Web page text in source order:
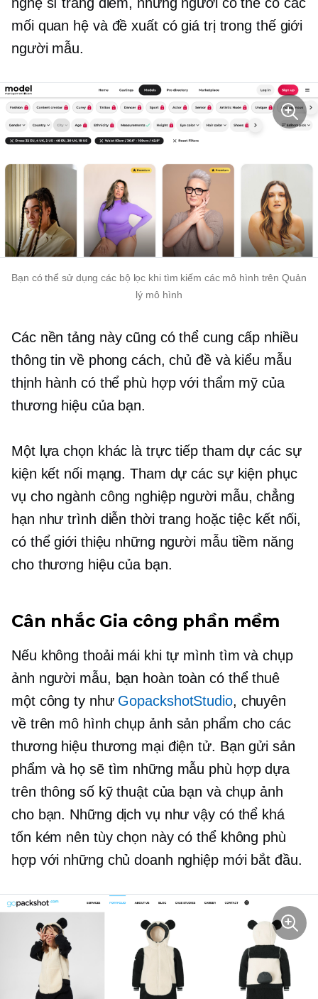
mối quan hệ và đề xuất có giá trị trong thế giới
người mẫu.
Bạn có thể sử dụng các bộ lọc khi tìm kiếm các mô hình trên Quản
lý mô hình
Các nền tảng này cũng có thể cung cấp nhiều
thông tin về phong cách, chủ đề và kiểu mẫu
thịnh hành có thể phù hợp với thẩm mỹ của
thương hiệu của bạn.
Một lựa chọn khác là trực tiếp tham dự các sự
kiện kết nối mạng. Tham dự các sự kiện phục
vụ cho ngành công nghiệp người mẫu, chẳng
hạn như trình diễn thời trang hoặc tiệc kết nối,
có thể giới thiệu những người mẫu tiềm năng
cho thương hiệu của bạn.
Cân nhắc Gia công phần mềm
Nếu không thoải mái khi tự mình tìm và chụp
ảnh người mẫu, bạn hoàn toàn có thể thuê
một công ty như GopackshotStudio, chuyên
về trên mô hình chụp ảnh sản phẩm cho các
thương hiệu thương mại điện tử. Bạn gửi sản
phẩm và họ sẽ tìm những mẫu phù hợp dựa
trên thông số kỹ thuật của bạn và chụp ảnh
cho bạn. Những dịch vụ như vậy có thể khá
tốn kém nên tùy chọn này có thể không phù
hợp với những chủ doanh nghiệp mới bắt đầu.